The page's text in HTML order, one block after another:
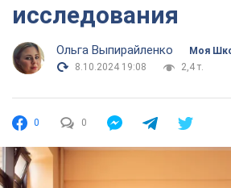
исследования
Ольга Выпирайленко
Моя
8.10.2024 19:08
2,4 т.
0 0